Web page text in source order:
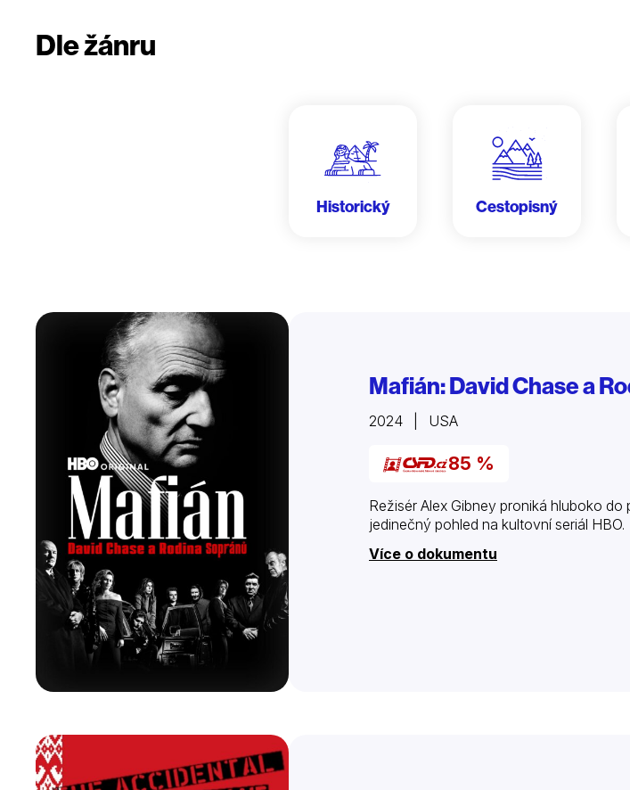
Dle žánru
Historický Cestopisný
Mafián: David Chase a
2024 | USA
85 %
Režisér Alex Gibney proniká hluboko
jedinečný pohled na kultovní seriál HBO.
Více o dokumentu